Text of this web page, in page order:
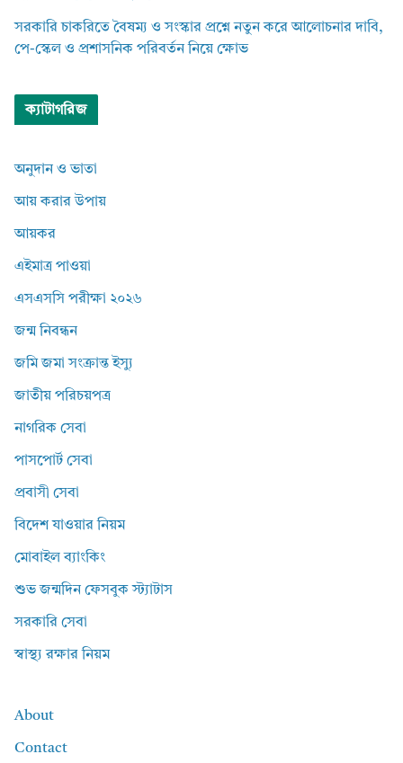
সরকারি চাকরিতে বৈষম্য ও সংস্কার প্রশ্নে নতুন করে আলোচনার দাবি,
পে-স্কেল ও প্রশাসনিক পরিবর্তন নিয়ে ক্ষোভ
ক্যাটাগরিজ
অনুদান ও ভাতা
আয় করার উপায়
আয়কর
এইমাত্র পাওয়া
এসএসসি পরীক্ষা ২০২৬
জন্ম নিবন্ধন
জমি জমা সংক্রান্ত ইস্যু
জাতীয় পরিচয়পত্র
নাগরিক সেবা
পাসপোর্ট সেবা
প্রবাসী সেবা
বিদেশ যাওয়ার নিয়ম
মোবাইল ব্যাংকিং
শুভ জন্মদিন ফেসবুক স্ট্যাটাস
সরকারি সেবা
স্বাস্থ্য রক্ষার নিয়ম
About
Contact